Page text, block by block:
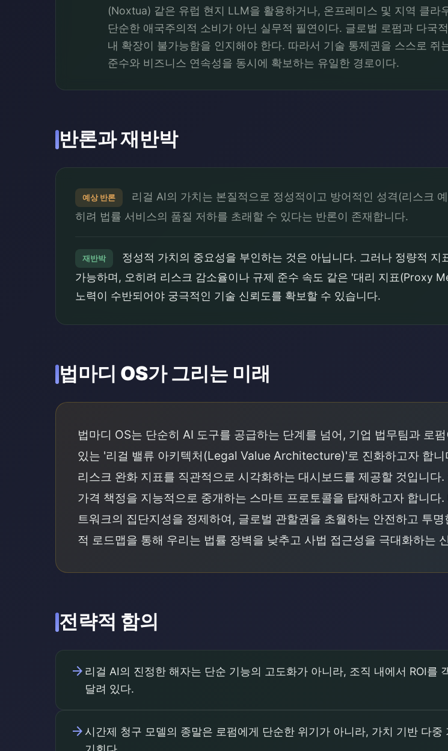
(Noxtua) 같은 유럽 현지 LLM을 활용하거나, 온프레미스 및 지역 클
단순한 애국주의적 소비가 아닌 실무적 필연이다. 글로벌 로펌과 다국
내 확장이 불가능함을 인지해야 한다. 따라서 기술 통제권을 스스로
준수와 비즈니스 연속성을 동시에 확보하는 유일한 경로이다.
반론과 재반박
예상 반론
리걸 AI의 가치는 본질적으로 정성적이고 방어적인 성격(리스크
히려 법률 서비스의 품질 저하를 초래할 수 있다는 반론이 존재합니다.
재반박
정성적 가치의 중요성을 부인하는 것은 아닙니다. 그러나 정량적
가능하며, 오히려 리스크 감소율이나 규제 준수 속도 같은 '대리 지표(Proxy
노력이 수반되어야 궁극적인 기술 신뢰도를 확보할 수 있습니다.
법마디 OS가 그리는 미래
법마디 OS는 단순히 AI 도구를 공급하는 단계를 넘어, 기업 법무팀과 로
있는 '리걸 밸류 아키텍처(Legal Value Architecture)'로 진화하고자 합
리스크 완화 지표를 직관적으로 시각화하는 대시보드를 제공할 것입니
가격 책정을 지능적으로 중개하는 스마트 프로토콜을 탑재하고자 합니
트워크의 집단지성을 정제하여, 글로벌 관할권을 초월하는 안전하고 투
적 로드맵을 통해 우리는 법률 장벽을 낮추고 사법 접근성을 극대화하는
전략적 함의
arrow_forward 리걸 AI의 진정한 해자는 단순 기능의 고도화가 아니라, 조직 내에서 ROI를
달려 있다.
arrow_forward 시간제 청구 모델의 종말은 로펌에게 단순한 위기가 아니라, 가치 기반 다